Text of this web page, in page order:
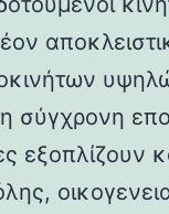
σύγχρονη
εξοπλίζουν